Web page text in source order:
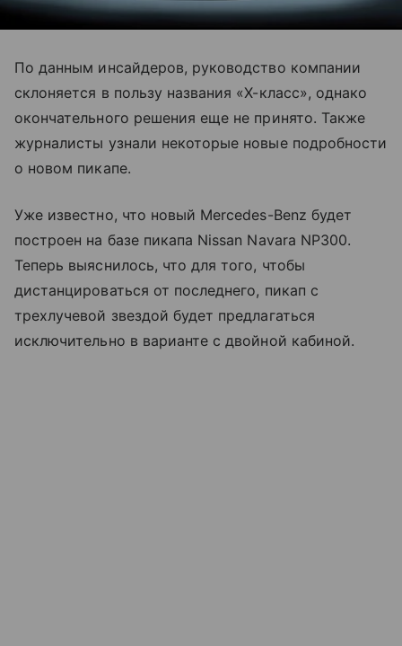
По данным инсайдеров, руководство компании
склоняется в пользу названия «Х-класс», однако
окончательного решения еще не принято. Также
журналисты узнали некоторые новые подробности
о новом пикапе.
Уже известно, что новый Mercedes-Benz будет
построен на базе пикапа Nissan Navara NP300.
Теперь выяснилось, что для того, чтобы
дистанцироваться от последнего, пикап с
трехлучевой звездой будет предлагаться
исключительно в варианте с двойной кабиной.